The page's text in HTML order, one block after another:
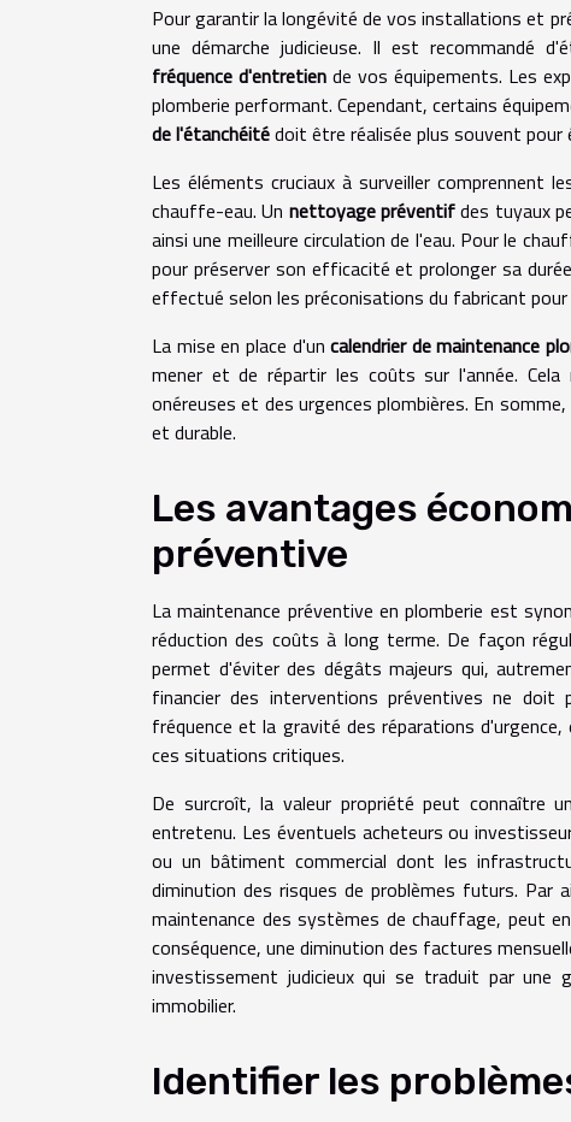
Pour garantir la longévité de vos installations et
une démarche judicieuse. Il est recommandé
fréquence d'entretiende vos équipements. Les
plomberie performant. Cependant, certains
de l'étanchéitédoit être réalisée plus souvent
Les éléments cruciaux à surveiller comprennent
chauffe-eau. Un nettoyage préventifdes tuyaux
ainsi une meilleure circulation de l'eau. Pour le
pour préserver son efficacité et prolonger sa
effectué selon les préconisations du fabricant
La mise en place d'uncalendrier de maintenance
mener et de répartir les coûts sur l'année.
onéreuses et des urgences plombières. En
et durable.
Les avantages
préventive
La maintenance préventive en plomberie est
réduction des coûts à long terme. De façon
permet d'éviter des dégâts majeurs qui,
financier des interventions préventives ne
fréquence et la gravité des réparations
ces situations critiques.
De surcroît, la valeur propriété peut connaître
entretenu. Les éventuels acheteurs ou
ou un bâtiment commercial dont les
diminution des risques de problèmes futurs. Par
maintenance des systèmes de chauffage, peut
conséquence, une diminution des factures
investissement judicieux qui se traduit par une
immobilier.
Identifier les